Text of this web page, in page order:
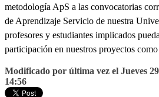
metodología ApS a las convocatorias
de Aprendizaje Servicio de nuestra
profesores y estudiantes implicados
participación en nuestros proyectos
Modificado por última vez el Jueves
14:56